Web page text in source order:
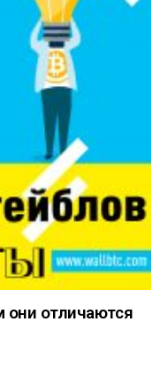
они отличаются